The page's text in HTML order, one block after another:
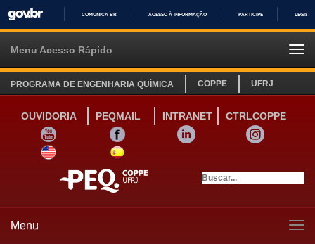
IR
COMUNICA BR ACESSO À INFORMAÇÃO PARTICIPE
Menu Acesso Rápido
PROGRAMA DE ENGENHARIA QUÍMICA COPPE UFRJ
OUVIDORIA PEQMAIL INTRANET
CTRLCOPPE
YOUTUBE
FACEBOOK LINKEDIN
INSTAGRAM
SITE INGLÊS
LINK SITE ESPANHOL
Menu